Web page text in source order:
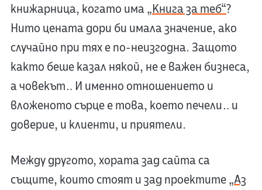
книжарница, когато има„Книга за теб“?
Нито цената дори би имала значение, ако
случайно при тях е по-неизгодна. Защото
както беше казал някой, не е важен бизнеса,
а човекът… И именно отношението и
вложеното сърце е това, което печели… и
доверие, и клиенти, и приятели.
Между другото, хората зад сайта са
същите, които стоят и зад проектите„Аз